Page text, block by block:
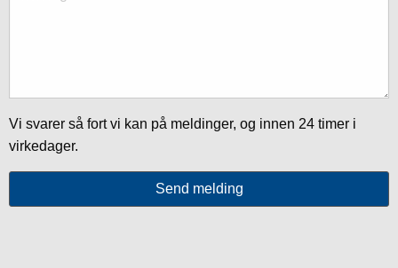
Vi svarer så fort vi kan på meldinger, og innen 24 timer i
virkedager.